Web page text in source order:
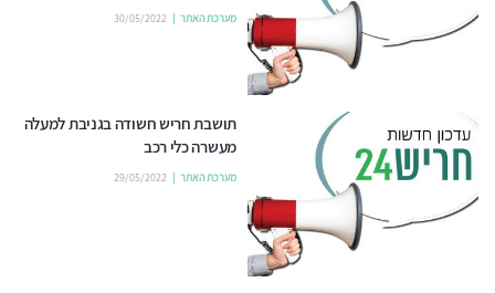
מערכת האתר 30/05/2022
תושבת חריש חשודה בגניבת למעלה
מעשרה כלי רכב
מערכת האתר 29/05/2022